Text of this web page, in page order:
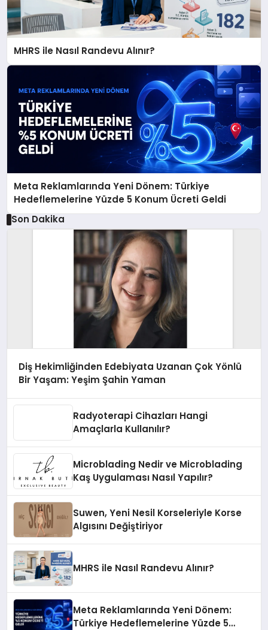
MHRS ile Nasıl Randevu Alınır?
Meta Reklamlarında Yeni Dönem: Türkiye
Hedeflemelerine Yüzde 5 Konum Ücreti Geldi
Son Dakika
Diş Hekimliğinden Edebiyata Uzanan Çok Yönlü
Bir Yaşam: Yeşim Şahin Yaman
Radyoterapi Cihazları Hangi
Amaçlarla Kullanılır?
Microblading Nedir ve Microblading
Kaş Uygulaması Nasıl Yapılır?
Suwen, Yeni Nesil Korseleriyle Korse
Algısını Değiştiriyor
MHRS ile Nasıl Randevu Alınır?
Meta Reklamlarında Yeni Dönem:
Türkiye Hedeflemelerine Yüzde 5